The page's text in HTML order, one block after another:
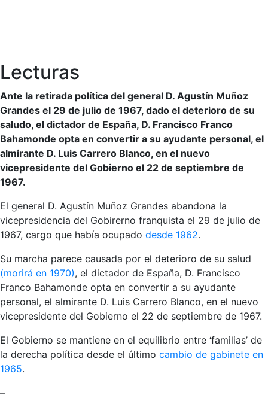
Lecturas
Ante la retirada política del general D. Agustín Muñoz
Grandes el 29 de julio de 1967, dado el deterioro de su
saludo, el dictador de España, D. Francisco Franco
Bahamonde opta en convertir a su ayudante personal, el
almirante D. Luis Carrero Blanco, en el nuevo
vicepresidente del Gobierno el 22 de septiembre de
1967.
El general D. Agustín Muñoz Grandes abandona la
vicepresidencia del Gobirerno franquista el 29 de julio de
1967, cargo que había ocupado desde 1962.
Su marcha parece causada por el deterioro de su salud
(morirá en 1970), el dictador de España, D. Francisco
Franco Bahamonde opta en convertir a su ayudante
personal, el almirante D. Luis Carrero Blanco, en el nuevo
vicepresidente del Gobierno el 22 de septiembre de 1967.
El Gobierno se mantiene en el equilibrio entre ‘familias’ de
la derecha política desde el último cambio de gabinete en
1965.
–